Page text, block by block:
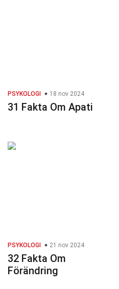
PSYKOLOGI 18 nov 2024
31 Fakta Om Apati
PSYKOLOGI 21 nov 2024
32 Fakta Om
Förändring